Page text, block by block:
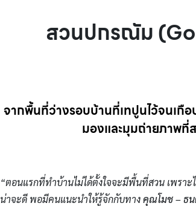
สวนปกรณัม
จากพื้นที่ว่างรอบบ้านที่เทปูนไว้จนเกื
มองและมุมถ่ายภาพที่
“ตอนแรกที่ทำบ้านไม่ได้ตั้งใจจะมีพื้นที่สวน เพรา
น่าจะดี พอมีคนแนะนำให้รู้จักกับทางคุณโมช – ธ